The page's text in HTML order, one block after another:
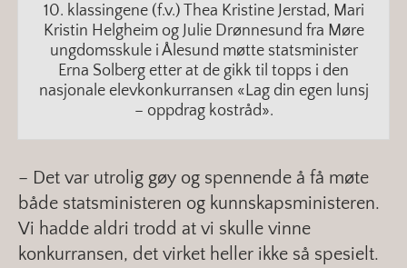
10. klassingene (f.v.) Thea Kristine Jerstad, Mari
Kristin Helgheim og Julie Drønnesund fra Møre
ungdomsskule i Ålesund møtte statsminister
Erna Solberg etter at de gikk til topps i den
nasjonale elevkonkurransen «Lag din egen lunsj
– oppdrag kostråd».
– Det var utrolig gøy og spennende å få møte
både statsministeren og kunnskapsministeren.
Vi hadde aldri trodd at vi skulle vinne
konkurransen, det virket heller ikke så spesielt.